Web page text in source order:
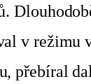
v režimu
přebíral